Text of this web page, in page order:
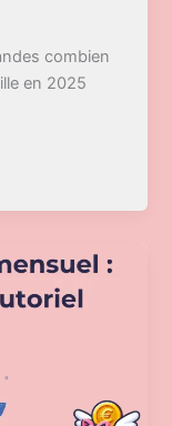
combien
en 2025